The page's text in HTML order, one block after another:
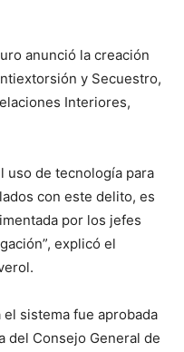
anunció la creación
y Secuestro,
Interiores,
uso de tecnología para
con este delito, es
por los jefes
explicó el
sistema fue aprobada
del Consejo General de